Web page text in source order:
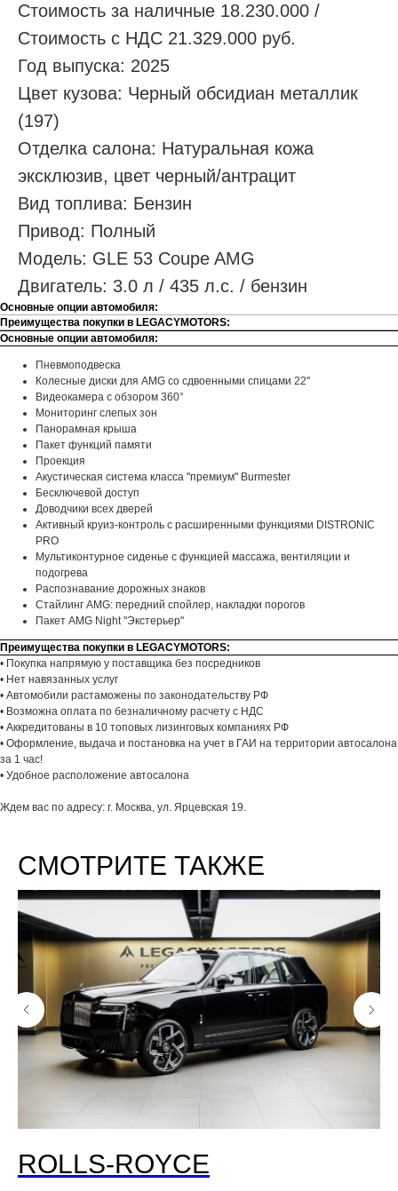
Стоимость за наличные 18.230.000 /
Стоимость с НДС 21.329.000 руб.
Год выпуска: 2025
Цвет кузова: Черный обсидиан металлик
(197)
Отделка салона: Натуральная кожа
эксклюзив, цвет черный/антрацит
Вид топлива: Бензин
Привод: Полный
Модель: GLE 53 Coupe AMG
Двигатель: 3.0 л / 435 л.с. / бензин
Основные опции автомобиля:
Преимущества покупки в LEGACYMOTORS:
Основные опции автомобиля:
Пневмоподвеска
Колесные диски для AMG со сдвоенными спицами 22"
Видеокамера с обзором 360°
Мониторинг слепых зон
Панорамная крыша
Пакет функций памяти
Проекция
Акустическая система класса "премиум" Burmester
Бесключевой доступ
Доводчики всех дверей
Активный круиз-контроль с расширенными функциями DISTRONIC
PRO
Мультиконтурное сиденье с функцией массажа, вентиляции и
подогрева
Распознавание дорожных знаков
Стайлинг AMG: передний спойлер, накладки порогов
Пакет AMG Night "Экстерьер"
Преимущества покупки в LEGACYMOTORS:
• Покупка напрямую у поставщика без посредников
• Нет навязанных услуг
• Автомобили растаможены по законодательству РФ
• Возможна оплата по безналичному расчету с НДС
• Аккредитованы в 10 топовых лизинговых компаниях РФ
• Оформление, выдача и постановка на учет в ГАИ на территории автосалона
за 1 час!
• Удобное расположение автосалона
Ждем вас по адресу: г. Москва, ул. Ярцевская 19.
СМОТРИТЕ ТАКЖЕ
ROLLS-ROYCE